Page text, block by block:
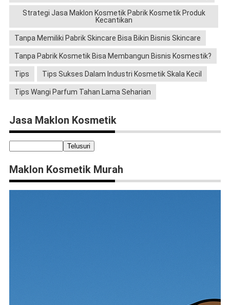
Strategi Jasa Maklon Kosmetik Pabrik Kosmetik Produk
Kecantikan
Tanpa Memiliki Pabrik Skincare Bisa Bikin Bisnis Skincare
Tanpa Pabrik Kosmetik Bisa Membangun Bisnis Kosmestik?
Tips Tips Sukses Dalam Industri Kosmetik Skala Kecil
Tips Wangi Parfum Tahan Lama Seharian
Jasa Maklon Kosmetik
Maklon Kosmetik Murah